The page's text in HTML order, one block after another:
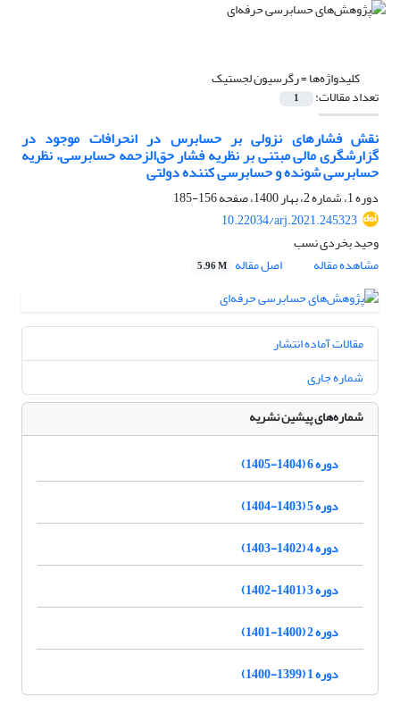
کلیدواژه‌ها =رگرسیون لجستیک
تعداد مقالات: 1
نقش فشارهای نزولی بر حسابرس در انحرافات موجود در
گزارشگری مالی مبتنی بر نظریه فشار حق‌الزحمه حسابرسی، نظریه
حسابرسی شونده و حسابرسی کننده دولتی
دوره 1، شماره 2، بهار 1400، صفحه
156-185
10.22034/arj.2021.245323
وحید بخردی نسب
مشاهده مقاله
اصل مقاله 5.96 M
مقالات آماده انتشار
شماره جاری
شماره‌های پیشین نشریه
دوره 6 (1404-1405)
دوره 5 (1403-1404)
دوره 4 (1402-1403)
دوره 3 (1401-1402)
دوره 2 (1400-1401)
دوره 1 (1399-1400)